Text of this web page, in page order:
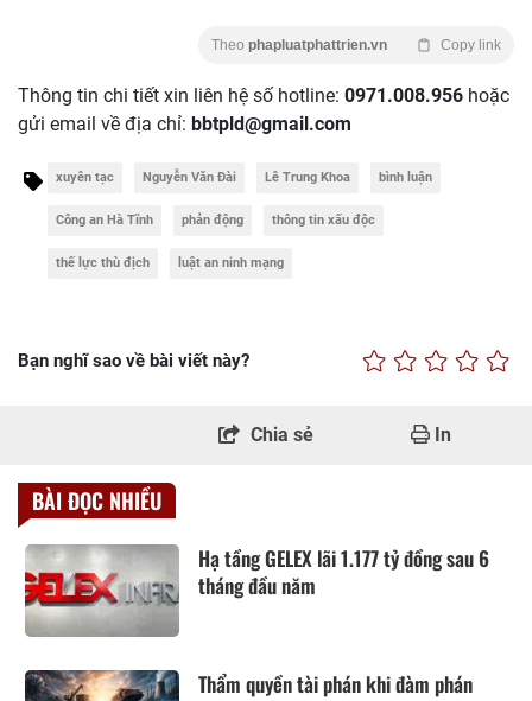
Theo phapluatphattrien.vn Copy link
Thông tin chi tiết xin liên hệ số hotline: 0971.008.956 hoặc
gửi email về địa chỉ: bbtpld@gmail.com
xuyên tạc Nguyễn Văn Đài Lê Trung Khoa bình luận
Công an Hà Tĩnh phản động thông tin xấu độc
thế lực thù địch luật an ninh mạng
Bạn nghĩ sao về bài viết này?
Chia sẻ In
BÀI ĐỌC NHIỀU
Hạ tầng GELEX lãi 1.177 tỷ đồng sau 6
tháng đầu năm
Thẩm quyền tài phán khi đàm phán